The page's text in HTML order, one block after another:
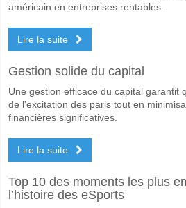
américain en entreprises rentables.
Lire la suite
Gestion solide du capital
Une gestion efficace du capital garantit
de l'excitation des paris tout en
financières significatives.
Lire la suite
Top 10 des moments les plus
l’histoire des eSports